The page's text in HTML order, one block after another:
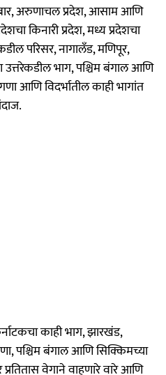
अरुणाचल प्रदेश, आसाम आणि
किनारी प्रदेश, मध्य प्रदेशचा
परिसर, नागालँड, मणिपूर,
उत्तरेकडील भाग, पश्चिम बंगाल आणि
आणि विदर्भातील काही भागांत
काही भाग, झारखंड,
पश्चिम बंगाल आणि सिक्किमच्या
वेगाने वाहणारे वारे आणि